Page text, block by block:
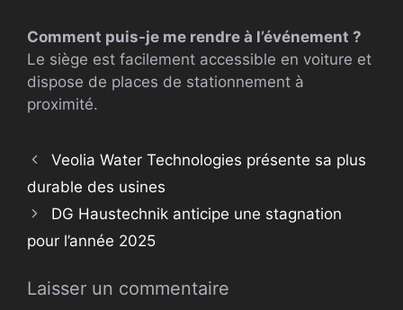
Comment puis-je me rendre à l’événement ?
Le siège est facilement accessible en voiture et
dispose de places de stationnement à
proximité.
Veolia Water Technologies présente sa plus
durable des usines
DG Haustechnik anticipe une stagnation
pour l’année 2025
Laisser un commentaire